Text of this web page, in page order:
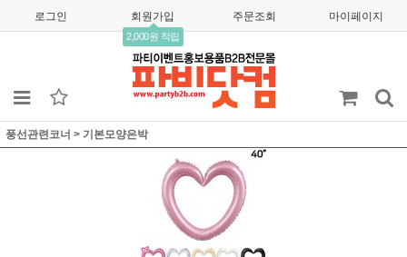
로그인 회원가입
2,000원 적립
주문조회 마이페이지
풍선관련코너 > 기본모양은박